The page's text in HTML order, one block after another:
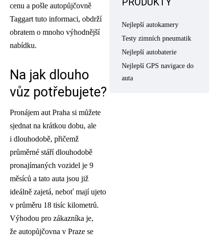
cenu a pošle autopůjčovně
Taggart tuto informaci, obdrží
obratem o mnoho výhodnější
nabídku.
Na jak dlouho
vůz potřebujete?
Pronájem aut Praha si můžete
sjednat na krátkou dobu, ale
i dlouhodobě, přičemž
průměrné stáří dlouhodobě
pronajímaných vozidel je 9
měsíců a tato auta jsou již
ideálně zajetá, neboť mají ujeto
v průměru 18 tisíc kilometrů.
Výhodou pro zákazníka je,
že autopůjčovna v Praze se
Nejlepší autokamery
Testy zimních pneumatik
Nejlepší autobaterie
Nejlepší GPS navigace do
auta